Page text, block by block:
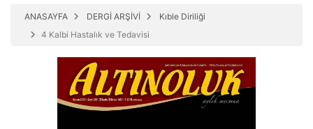
ANASAYFA DERGİ ARŞİVİ
Kıble Diriliği
4 Kalbi Hastalık ve Tedavisi